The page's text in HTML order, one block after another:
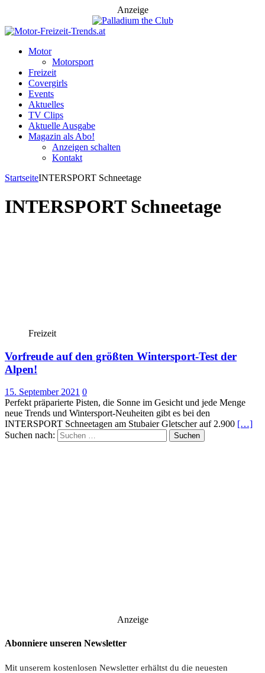
Anzeige
Motor
Motorsport
Freizeit
Covergirls
Events
Aktuelles
TV Clips
Aktuelle Ausgabe
Magazin als Abo!
Anzeigen schalten
Kontakt
StartseiteINTERSPORT Schneetage
INTERSPORT Schneetage
Freizeit
Vorfreude auf den größten Wintersport-Test der
Alpen!
15. September 2021 0
Perfekt präparierte Pisten, die Sonne im Gesicht und jede Menge
neue Trends und Wintersport-Neuheiten gibt es bei den
INTERSPORT Schneetagen am Stubaier Gletscher auf 2.900 […]
Suchen nach:
Anzeige
Abonniere unseren Newsletter
Mit unserem kostenlosen Newsletter erhältst du die neuesten